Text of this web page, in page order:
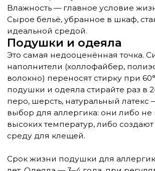
3–5 лет. Дешёвые полиэтиленовые варианты
шуршат, не дышат и быстро рвутся. Ищите
специализированные противоклещевые чехлы с
мелкопористой тканью — они плотные, но
воздухопроницаемые.
Матрас
Матрас с поролоном — проблемный вариант:
поролон хорошо удерживает влагу и тепло.
Латекс лучше, но натуральный латекс сам по себе
может быть аллергеном. Наилучший вариант для
аллергика — кокосовый или пружинный матрас с
синтетическим наполнителем, в хорошем
противоклещевом чехле.
Вакуумная чистка матраса — полезна, но не
заменяет чехол. Пылесос удаляет поверхностных
клещей, но не тех, кто живёт в глубине.
Воздух в комнате: влажность и